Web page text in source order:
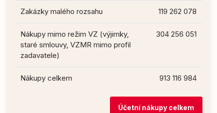
Zakázky malého rozsahu 119 262 078
Nákupy mimo režim VZ (výjimky,
staré smlouvy, VZMR mimo profil
zadavatele)
304 256 051
Nákupy celkem 913 116 984
Účetní nákupy celkem